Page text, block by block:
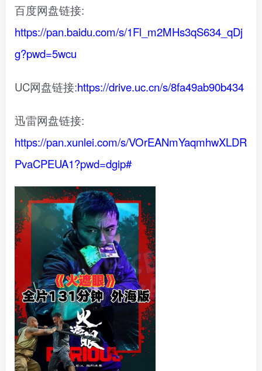
百度网盘链接:
https://pan.baidu.com/s/1Fl_m2MHs3qS634_qDj
g?pwd=5wcu
UC网盘链接:https://drive.uc.cn/s/8fa49ab90b434
迅雷网盘链接:
https://pan.xunlei.com/s/VOrEANmYaqmhwXLDR
PvaCPEUA1?pwd=dgip#